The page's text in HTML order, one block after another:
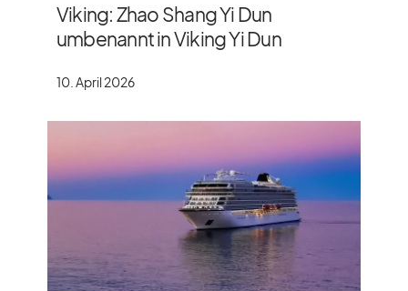
Viking: Zhao Shang Yi Dun
umbenannt in Viking Yi Dun
10. April 2026